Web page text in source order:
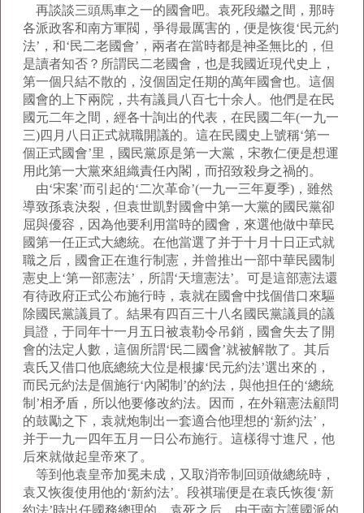
再談談三頭馬車之一的國會吧。袁死段繼之間，那時
各派政客和南方軍閥，爭得最厲害的，便是恢復‘民元約
法’，和‘民二老國會’，兩者在當時都是神圣無比的，但
是讀者知否？所謂民二老國會，也是我國近現代史上，
第一個只結不散的，沒個固定任期的萬年國會也。這個
國會的上下兩院，共有議員八百七十余人。他們是在民
國元二年之間，經各十詢出的代表，在民國二年(一九一
三)四月八日正式就職開議的。這在民國史上號稱‘第一
個正式國會’里，國民黨原是第一大黨，宋教仁便是想運
用此第一大黨來組織責任內閣，而招致殺身之禍的。
由‘宋案’而引起的‘二次革命’(一九一三年夏季)，雖然
導致孫袁決裂，但袁世凱對國會中第一大黨的國民黨卻
屈與優容，因為他要利用當時的國會，來選他做中華民
國第一任正式大總統。在他當選了并于十月十日正式就
職之后，國會正在進行制憲，并曾推出一部中華民國制
憲史上‘第一部憲法’，所謂‘天壇憲法’。可是這部憲法還
有待政府正式公布施行時，袁就在國會中找個借口來驅
除國民黨議員了。結果有四百三十八名國民黨議員的議
員證，于同年十一月五日被袁勒令吊銷，國會失去了開
會的法定人數，這個所謂‘民二國會’就被解散了。其后
袁氏又借口他底總統大位是根據‘民元約法’選出來的，
而民元約法是個施行‘內閣制’的約法，與他担任的‘總統
制’相矛盾，所以他要修改約法。因而，在外籍憲法顧問
的鼓勵之下，袁就炮制出一套適合他理想的‘新約法’，
并于一九一四年五月一日公布施行。這樣得寸進尺，他
后來就做起皇帝來了。
等到他袁皇帝加冕未成，又取消帝制回頭做總統時，
袁又恢復使用他的‘新約法’。段祺瑞便是在袁氏恢復‘新
約法’時出任國務總理的。袁死之后，由于南方護國派的